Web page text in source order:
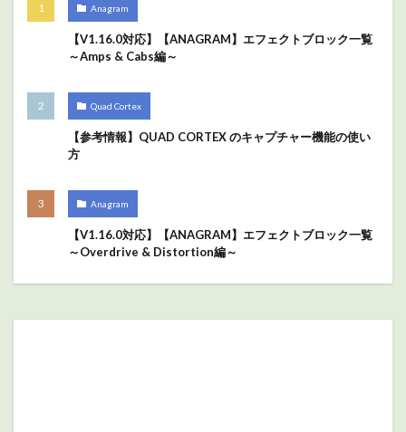
Anagram
【V1.16.0対応】【ANAGRAM】エフェクトブロック一覧
～Amps & Cabs編～
Quad Cortex
【参考情報】QUAD CORTEX のキャプチャー機能の使い
方
Anagram
【V1.16.0対応】【ANAGRAM】エフェクトブロック一覧
～Overdrive & Distortion編～